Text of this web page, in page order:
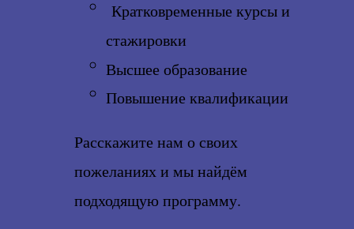
Кратковременные курсы и
стажировки
Высшее образование
Повышение квалификации
Расскажите нам о своих
пожеланиях и мы найдём
подходящую программу.